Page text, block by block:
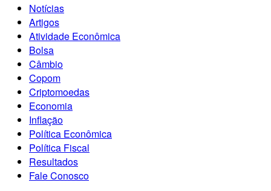
Notícias
Artigos
Atividade Econômica
Bolsa
Câmbio
Copom
Criptomoedas
Economia
Inflação
Política Econômica
Política Fiscal
Resultados
Fale Conosco